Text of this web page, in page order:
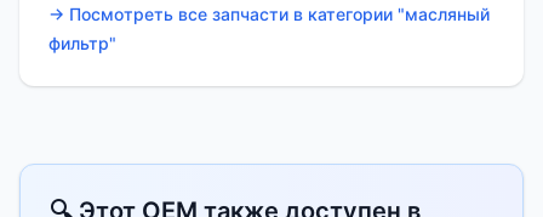
→ Посмотреть все запчасти в категории "масляный
фильтр"
🔍 Этот OEM также доступен в